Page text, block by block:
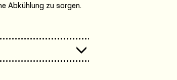
Abkühlung zu sorgen.